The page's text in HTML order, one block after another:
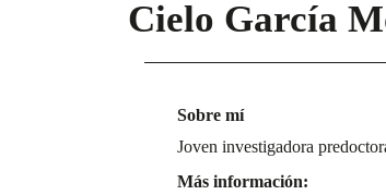
Cielo García
Sobre mí
Joven investigadora
Más información: